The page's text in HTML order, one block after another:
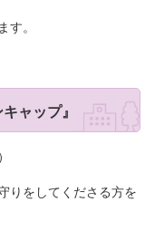
す。
ャップ』
りをしてくださる方を